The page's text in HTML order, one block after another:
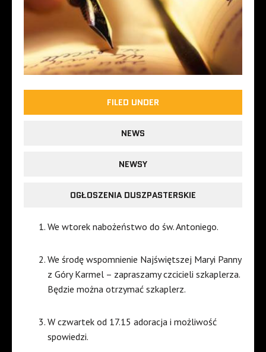
FILED UNDER
NEWS
NEWSY
OGŁOSZENIA DUSZPASTERSKIE
We wtorek nabożeństwo do św. Antoniego.
We środę wspomnienie Najświętszej Maryi Panny
z Góry Karmel – zapraszamy czcicieli szkaplerza.
Będzie można otrzymać szkaplerz.
W czwartek od 17.15 adoracja i możliwość
spowiedzi.